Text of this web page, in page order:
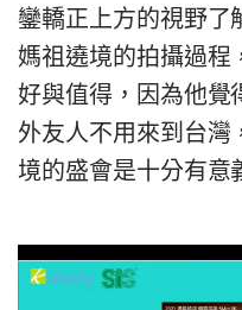
鑾轎正上方的視野了
媽祖遶境的拍攝過程
好與值得，因為他覺
外友人不用來到台灣
境的盛會是十分有意